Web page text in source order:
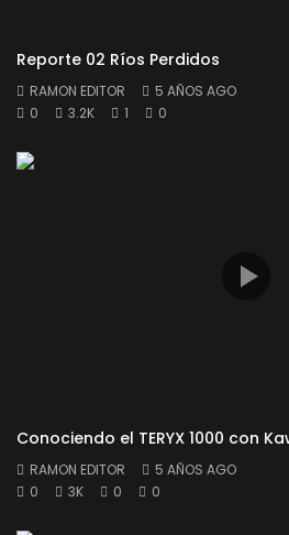
Reporte 02 Ríos Perdidos
RAMON EDITOR
5 AÑOS AGO
0
3.2K 1 0
Conociendo el TERYX 1000 con
RAMON EDITOR
5 AÑOS AGO
0
3K 0 0